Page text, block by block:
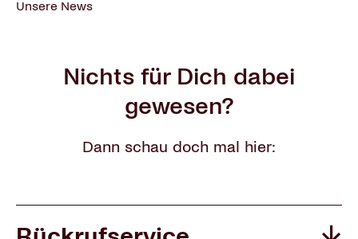
Unsere News
Nichts für Dich dabei
gewesen?
Dann schau doch mal hier: